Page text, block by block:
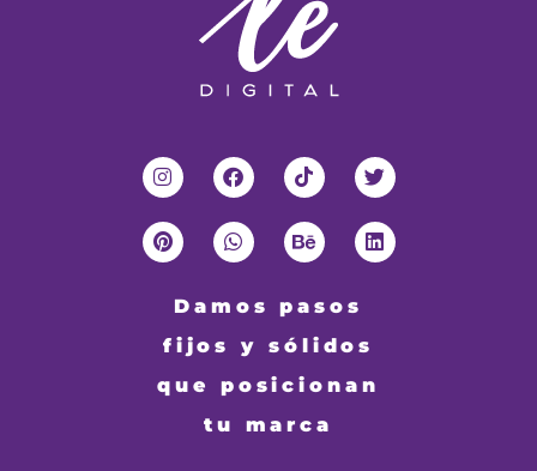
Damos pasos
fijos y sólidos
que posicionan
tu marca